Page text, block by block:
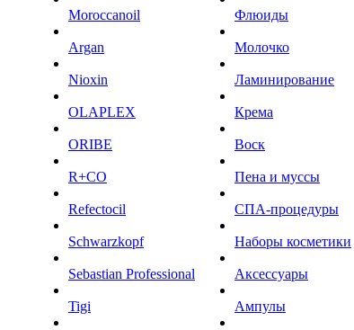
Moroccanoil
Argan
Niохin
OLAPLEX
ORIBE
R+CO
Refectocil
Schwarzkopf
Sebastian Professional
Tigi
Флюиды
Молочко
Ламинирование
Крема
Воск
Пена и муссы
СПА-процедуры
Наборы косметики
Аксессуары
Ампулы